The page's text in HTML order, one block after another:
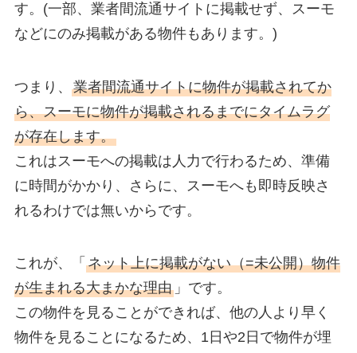
す。(一部、業者間流通サイトに掲載せず、スーモ
などにのみ掲載がある物件もあります。)
つまり、 業者間流通サイトに物件が掲載されてか
ら、スーモに物件が掲載されるまでにタイムラグ
が存在します。
これはスーモへの掲載は人力で行わるため、準備
に時間がかかり、さらに、スーモへも即時反映さ
れるわけでは無いからです。
これが、「 ネット上に掲載がない（=未公開）物件
が生まれる大まかな理由」です。
この物件を見ることができれば、他の人より早く
物件を見ることになるため、1日や2日で物件が埋